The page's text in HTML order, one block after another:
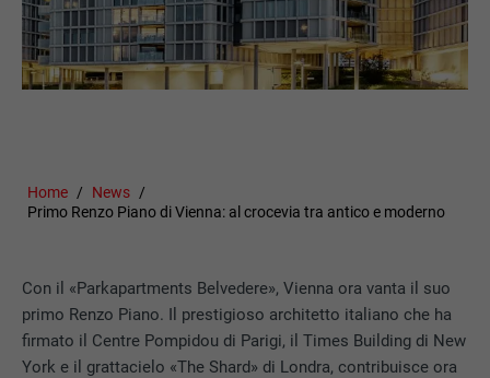
Home
News
Primo Renzo Piano di Vienna: al crocevia tra antico e moderno
Con il «Parkapartments Belvedere», Vienna ora vanta il suo
primo Renzo Piano. Il prestigioso architetto italiano che ha
firmato il Centre Pompidou di Parigi, il Times Building di New
York e il grattacielo «The Shard» di Londra, contribuisce ora